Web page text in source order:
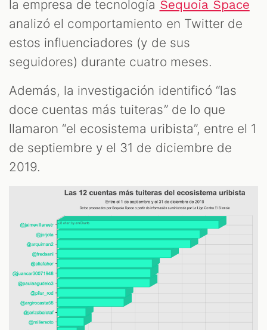
la empresa de tecnología Sequoia Space
analizó el comportamiento en Twitter de
estos influenciadores (y de sus
seguidores) durante cuatro meses.
Además, la investigación identificó “las
doce cuentas más tuiteras” de lo que
llamaron “el ecosistema uribista”, entre el 1
de septiembre y el 31 de diciembre de
2019.